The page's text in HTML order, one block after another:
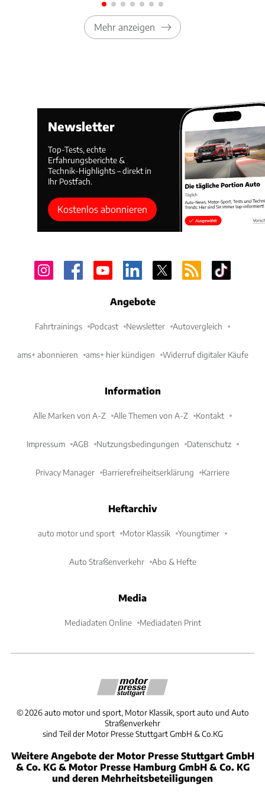
Mehr anzeigen
Newsletter
Top-Tests, echte
Erfahrungsberichte &
Technik-Highlights – direkt in
Ihr Postfach.
Kostenlos abonnieren
Angebote
Fahrtrainings Podcast Newsletter Autovergleich
ams+ abonnieren ams+ hier kündigen Widerruf digitaler Käufe
Information
Alle Marken von A-Z Alle Themen von A-Z Kontakt
Impressum AGB Nutzungsbedingungen Datenschutz
Privacy Manager Barrierefreiheitserklärung Karriere
Heftarchiv
auto motor und sport Motor Klassik Youngtimer
Auto Straßenverkehr Abo & Hefte
Media
Mediadaten Online Mediadaten Print
©2026 auto motor und sport, Motor Klassik, sport auto und Auto
Straßenverkehr
sind Teil der Motor Presse Stuttgart GmbH & Co.KG
Weitere Angebote der Motor Presse Stuttgart GmbH
& Co. KG & Motor Presse Hamburg GmbH & Co. KG
und deren Mehrheitsbeteiligungen